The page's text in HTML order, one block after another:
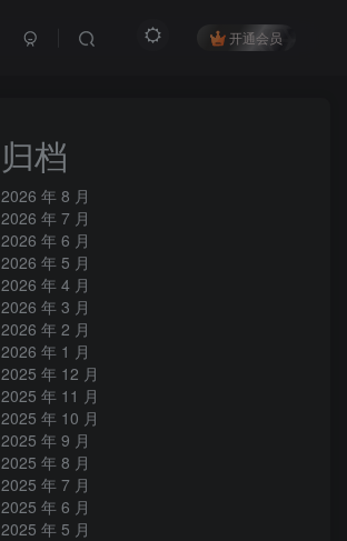
开通会员
归档
2026 年 8 月
2026 年 7 月
2026 年 6 月
2026 年 5 月
2026 年 4 月
2026 年 3 月
2026 年 2 月
2026 年 1 月
2025 年 12 月
2025 年 11 月
2025 年 10 月
2025 年 9 月
2025 年 8 月
2025 年 7 月
2025 年 6 月
2025 年 5 月